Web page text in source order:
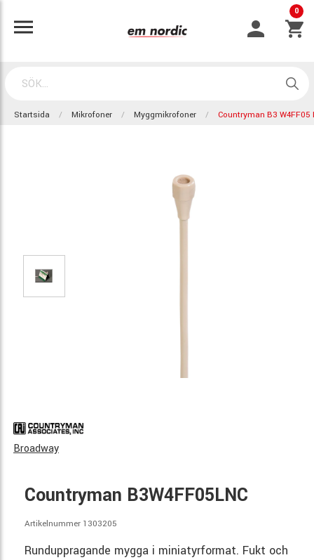
0
Startsida Mikrofoner Myggmikrofoner Countryman B3 W4FF05
Broadway
Countryman B3W4FF05LNC
Artikelnummer 1303205
Runduppragande mygga i miniatyrformat. Fukt och